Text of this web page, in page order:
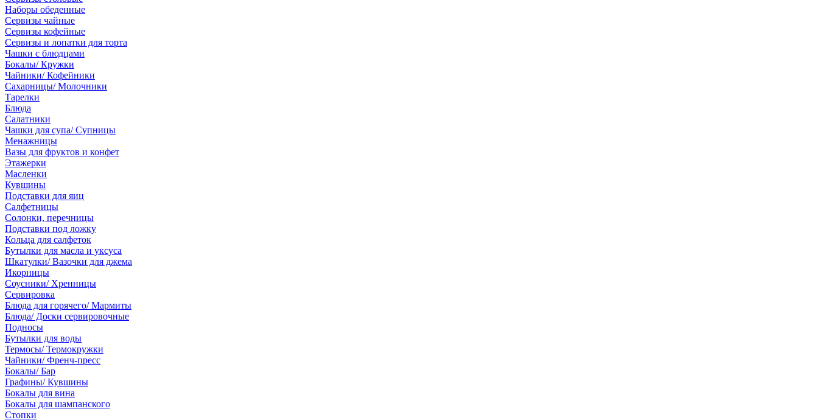
Наборы обеденные
Сервизы чайные
Сервизы кофейные
Сервизы и лопатки для торта
Чашки с блюдцами
Бокалы/ Кружки
Чайники/ Кофейники
Сахарницы/ Молочники
Тарелки
Блюда
Салатники
Чашки для супа/ Супницы
Менажницы
Вазы для фруктов и конфет
Этажерки
Масленки
Кувшины
Подставки для яиц
Салфетницы
Солонки, перечницы
Подставки под ложку
Кольца для салфеток
Бутылки для масла и уксуса
Шкатулки/ Вазочки для джема
Икорницы
Соусники/ Хренницы
Сервировка
Блюда для горячего/ Мармиты
Блюда/ Доски сервировочные
Подносы
Бутылки для воды
Термосы/ Термокружки
Чайники/ Френч-пресс
Бокалы/ Бар
Графины/ Кувшины
Бокалы для вина
Бокалы для шампанского
Стопки